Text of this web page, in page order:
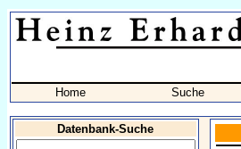
Home Suche
Datenbank-Suche